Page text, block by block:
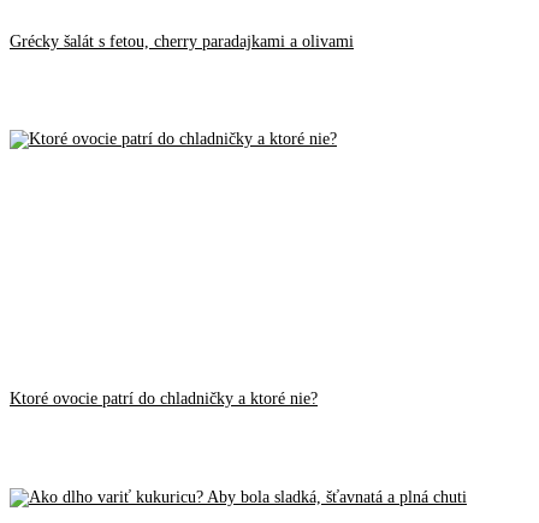
Grécky šalát s fetou, cherry paradajkami a olivami
Ktoré ovocie patrí do chladničky a ktoré nie?